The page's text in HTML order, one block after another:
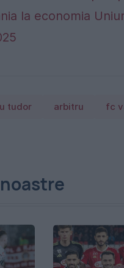
la economia
tudor arbitru fc